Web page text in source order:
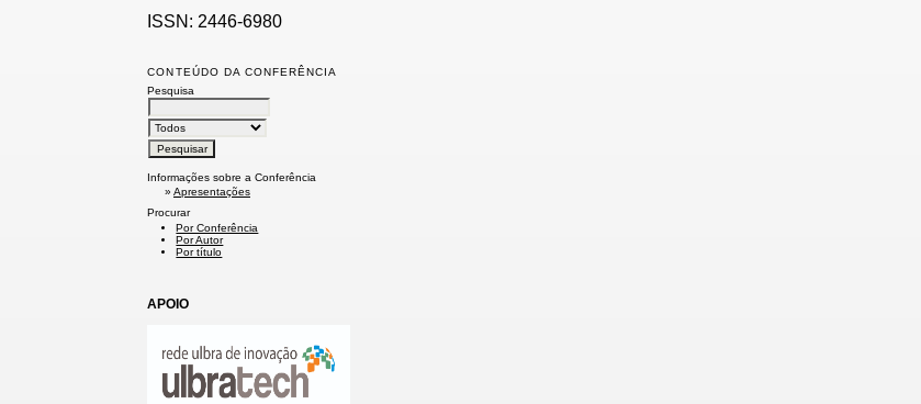
ISSN: 2446-6980
CONTEÚDO DA CONFERÊNCIA
Pesquisa
Informações sobre a Conferência
» Apresentações
Procurar
Por Conferência
Por Autor
Por título
APOIO